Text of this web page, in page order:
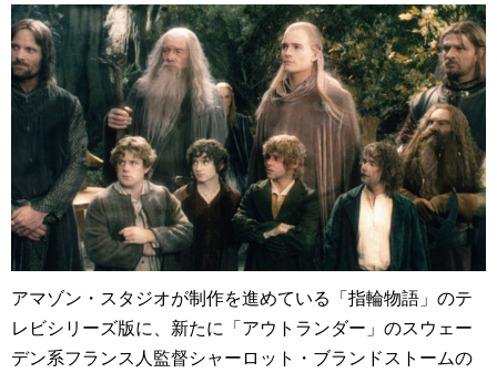
アマゾン・スタジオが制作を進めている「指輪物語」のテ
レビシリーズ版に、新たに「アウトランダー」のスウェー
デン系フランス人監督シャーロット・ブランドストームの